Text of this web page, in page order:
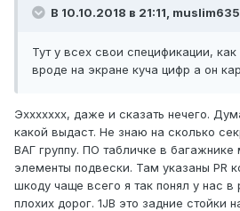
В 10.10.2018 в 21:11, muslim635
Тут у всех свои спецификации,
вроде на экране куча цифр а он
Эххххххх, даже и сказать нечего.
какой выдаст. Не знаю на сколько
ВАГ группу. ПО табличке в
элементы подвески. Там указаны PR
шкоду чаще всего я так понял у нас
плохих дорог. 1JB это задние стойки